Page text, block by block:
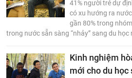
41% người trẻ dự
có xu hướng ra
gần 80% trong
trong nước sẵn sàng “nhảy” sang du học
Kinh nghiệm
mới cho du học